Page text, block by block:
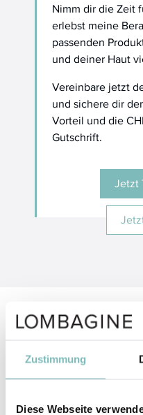
Zustimmung
Diese Webseite
Nimm dir die Zeit
erlebst meine
passenden
und deiner Haut
Vereinbare jetzt
und sichere dir
Vorteil und die
Gutschrift.
Jetzt
überzeugt seit Jahren